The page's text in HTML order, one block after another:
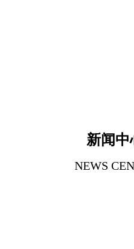
新闻中
NEWS